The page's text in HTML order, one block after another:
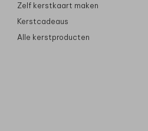
Zelf kerstkaart maken
Kerstcadeaus
Alle kerstproducten